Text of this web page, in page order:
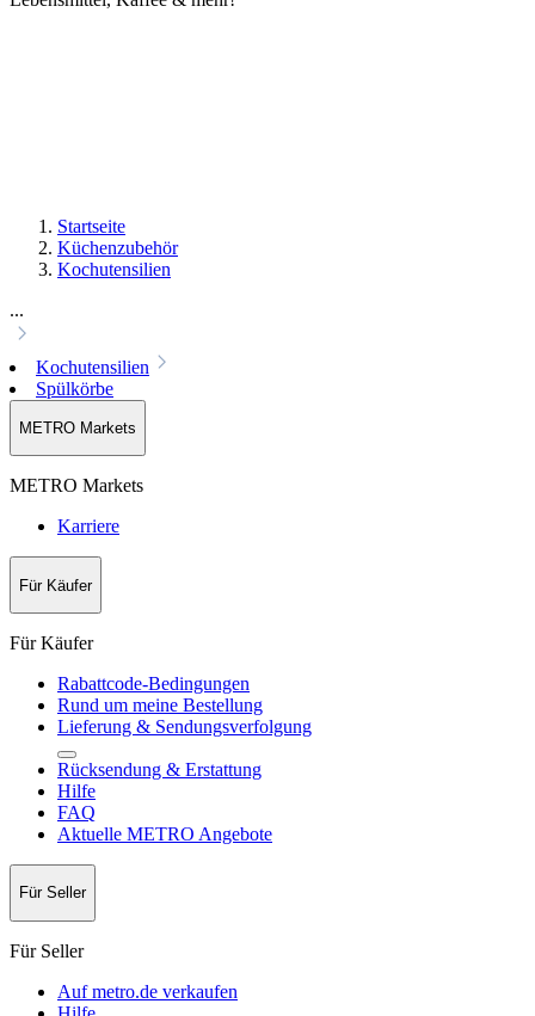
Startseite
Küchenzubehör
Kochutensilien
...
Kochutensilien
Spülkörbe
METRO Markets
METRO Markets
Karriere
Für Käufer
Für Käufer
Rabattcode-Bedingungen
Rund um meine Bestellung
Lieferung & Sendungsverfolgung
Rücksendung & Erstattung
Hilfe
FAQ
Aktuelle METRO Angebote
Für Seller
Für Seller
Auf metro.de verkaufen